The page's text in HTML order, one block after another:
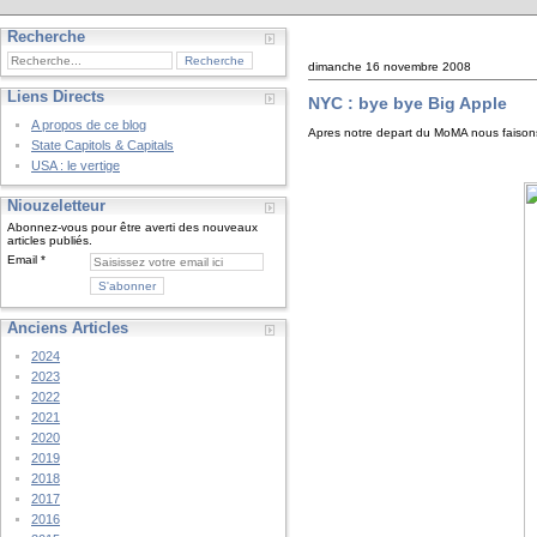
Recherche
Liens Directs
A propos de ce blog
State Capitols & Capitals
USA : le vertige
Niouzeletteur
Abonnez-vous pour être averti des nouveaux
articles publiés.
Email
Anciens Articles
2024
2023
2022
2021
2020
2019
2018
2017
2016
dimanche 16 novembre 2008
NYC : bye bye Big Apple
Apres notre depart du MoMA nous